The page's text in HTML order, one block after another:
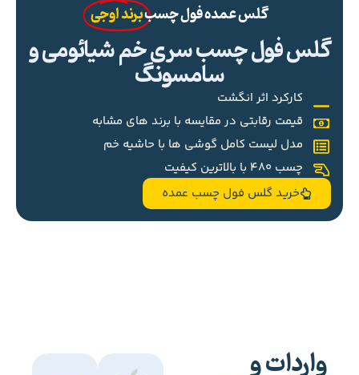
گلس عمده فول چسببرند اوجی
گلس فول چسب سری خم شیائومی و
سامسونگ
کارکرد اثر انگشت
قیمت رقابتی در مقایسه با برند های مشابه
مدل لیست کامل گوشی ها با حاشیه خم
چسب 480 با بالاترین کیفیت
خرید گلس فول چسب عمده
واردات و